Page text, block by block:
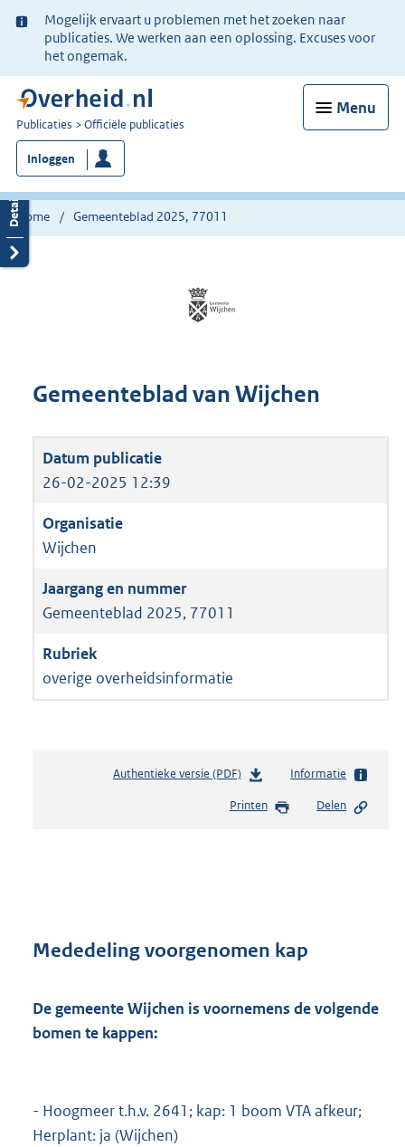
Ter
informatie:
Mogelijk ervaart u problemen met het zoeken naar
publicaties. We werken aan een oplossing. Excuses voor
het ongemak.
Menu
U
bent
nu
hier:
Publicaties Officiële publicaties
Inloggen
Home Gemeenteblad 2025, 77011
Gemeenteblad van Wijchen
26-02-2025 12:39
Wijchen
Gemeenteblad 2025, 77011
overige overheidsinformatie
Authentieke versie (PDF)b
s
r
2
Informatie
Printen Delen
Mededeling voorgenomen kap
De gemeente Wijchen is voornemens de volgende
bomen te kappen:
- Hoogmeer t.h.v. 2641; kap: 1 boom VTA afkeur;
Herplant: ja (Wijchen)